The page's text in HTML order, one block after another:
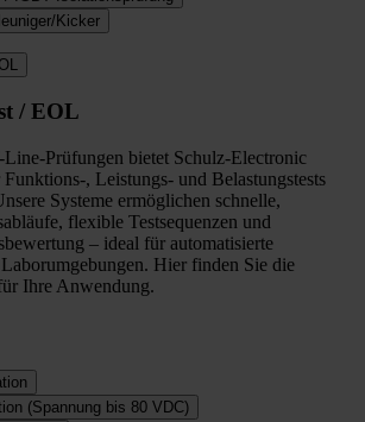
Kicker
/ EOL
Prüfungen bietet Schulz-Electronic
, Leistungs- und Belastungstests
Systeme ermöglichen schnelle,
flexible Testsequenzen und
– ideal für automatisierte
Hier finden Sie die
Ihre Anwendung.
(Spannung bis 80 VDC)